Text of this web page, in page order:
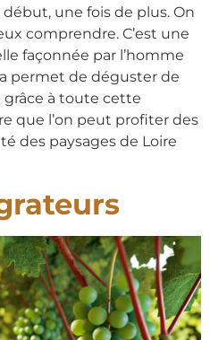
une fois de plus. On
comprendre. C’est une
façonnée par l’homme
permet de déguster de
grâce à toute cette
que l’on peut profiter des
des paysages de Loire